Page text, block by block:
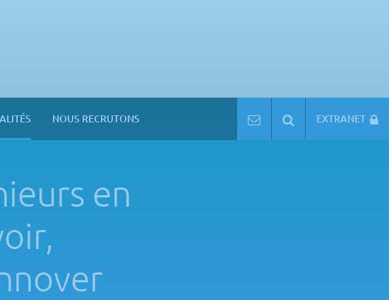
NOUS RECRUTONS CONTACT RECHERCHER
EXTRANET
en